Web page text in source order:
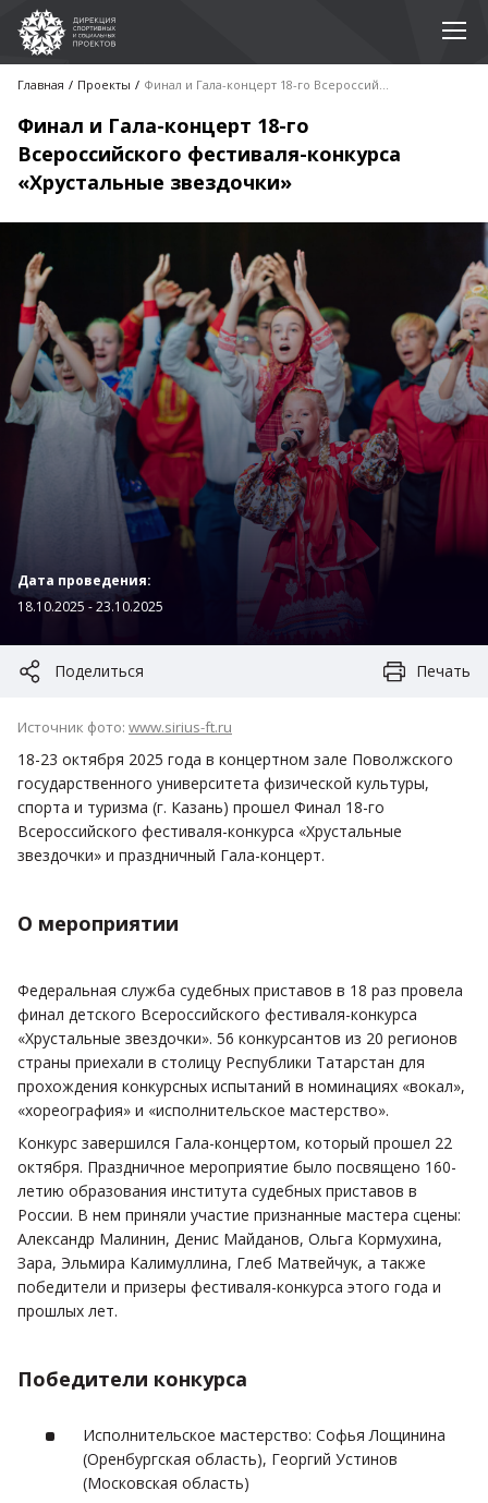
Главная Проекты Финал и Гала-концерт 18-го Всероссийского фестиваля-конкурса «Хрустальные звездочки»
Финал и Гала-концерт 18-го
Всероссийского фестиваля-конкурса
«Хрустальные звездочки»
Дата проведения:
18.10.2025 - 23.10.2025
Поделиться Печать
Источник фото: www.sirius-ft.ru
18-23 октября 2025 года в концертном зале Поволжского
государственного университета физической культуры,
спорта и туризма (г. Казань) прошел Финал 18-го
Всероссийского фестиваля-конкурса «Хрустальные
звездочки» и праздничный Гала-концерт.
О мероприятии
Федеральная служба судебных приставов в 18 раз провела
финал детского Всероссийского фестиваля-конкурса
«Хрустальные звездочки». 56 конкурсантов из 20 регионов
страны приехали в столицу Республики Татарстан для
прохождения конкурсных испытаний в номинациях «вокал»,
«хореография» и «исполнительское мастерство».
Конкурс завершился Гала-концертом, который прошел 22
октября. Праздничное мероприятие было посвящено 160-
летию образования института судебных приставов в
России. В нем приняли участие признанные мастера сцены:
Александр Малинин, Денис Майданов, Ольга Кормухина,
Зара, Эльмира Калимуллина, Глеб Матвейчук, а также
победители и призеры фестиваля-конкурса этого года и
прошлых лет.
Победители конкурса
Исполнительское мастерство: Софья Лощинина
(Оренбургская область), Георгий Устинов
(Московская область)